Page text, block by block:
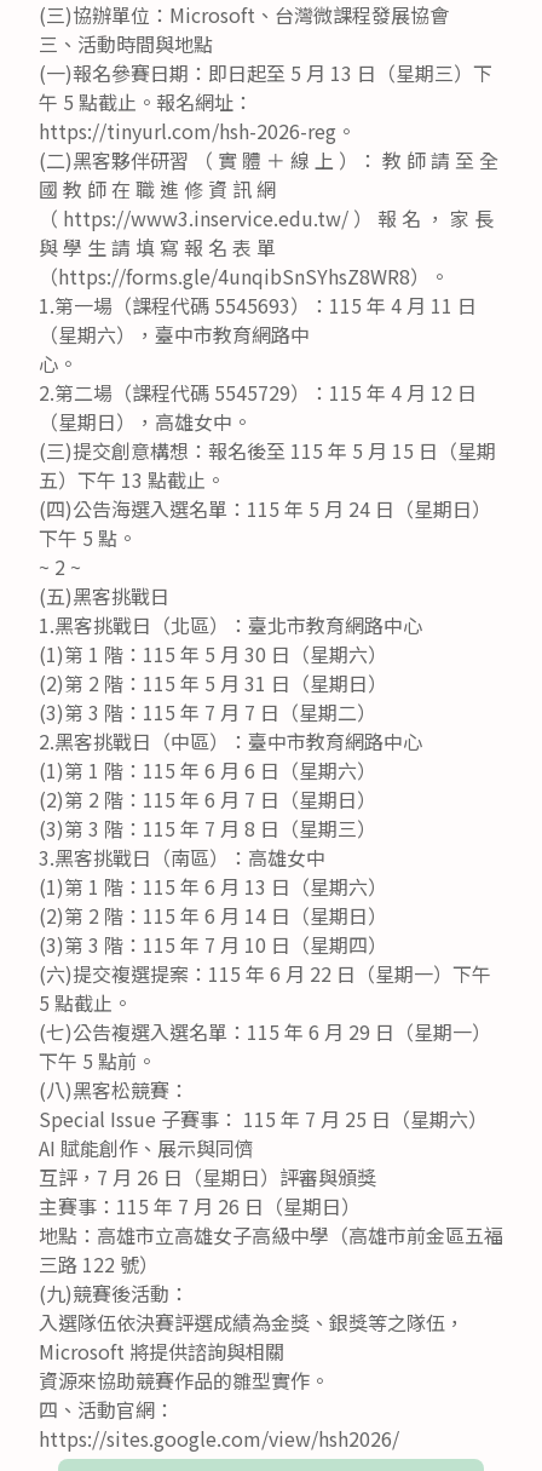
(三)協辦單位：Microsoft、台灣微課程發展協會
三、活動時間與地點
(一)報名參賽日期：即日起至 5 月 13 日（星期三）下
午 5 點截止。報名網址：
https://tinyurl.com/hsh-2026-reg。
(二)黑客夥伴研習 （ 實 體 ＋ 線 上 ）： 教 師 請 至 全
國 教 師 在 職 進 修 資 訊 網
（ https://www3.inservice.edu.tw/ ） 報 名 ， 家 長
與 學 生 請 填 寫 報 名 表 單
（https://forms.gle/4unqibSnSYhsZ8WR8）。
1.第一場（課程代碼 5545693）：115 年 4 月 11 日
（星期六），臺中市教育網路中
心。
2.第二場（課程代碼 5545729）：115 年 4 月 12 日
（星期日），高雄女中。
(三)提交創意構想：報名後至 115 年 5 月 15 日（星期
五）下午 13 點截止。
(四)公告海選入選名單：115 年 5 月 24 日（星期日）
下午 5 點。
~ 2 ~
(五)黑客挑戰日
1.黑客挑戰日（北區）：臺北市教育網路中心
(1)第 1 階：115 年 5 月 30 日（星期六）
(2)第 2 階：115 年 5 月 31 日（星期日）
(3)第 3 階：115 年 7 月 7 日（星期二）
2.黑客挑戰日（中區）：臺中市教育網路中心
(1)第 1 階：115 年 6 月 6 日（星期六）
(2)第 2 階：115 年 6 月 7 日（星期日）
(3)第 3 階：115 年 7 月 8 日（星期三）
3.黑客挑戰日（南區）：高雄女中
(1)第 1 階：115 年 6 月 13 日（星期六）
(2)第 2 階：115 年 6 月 14 日（星期日）
(3)第 3 階：115 年 7 月 10 日（星期四）
(六)提交複選提案：115 年 6 月 22 日（星期一）下午
5 點截止。
(七)公告複選入選名單：115 年 6 月 29 日（星期一）
下午 5 點前。
(八)黑客松競賽：
Special Issue 子賽事： 115 年 7 月 25 日（星期六）
AI 賦能創作、展示與同儕
互評，7 月 26 日（星期日）評審與頒獎
主賽事：115 年 7 月 26 日（星期日）
地點：高雄市立高雄女子高級中學（高雄市前金區五福
三路 122 號）
(九)競賽後活動：
入選隊伍依決賽評選成績為金獎、銀獎等之隊伍，
Microsoft 將提供諮詢與相關
資源來協助競賽作品的雛型實作。
四、活動官網：
https://sites.google.com/view/hsh2026/